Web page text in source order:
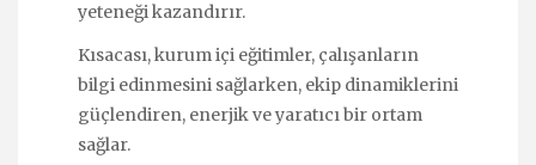
yeteneği kazandırır.
Kısacası, kurum içi eğitimler, çalışanların
bilgi edinmesini sağlarken, ekip dinamiklerini
güçlendiren, enerjik ve yaratıcı bir ortam
sağlar.